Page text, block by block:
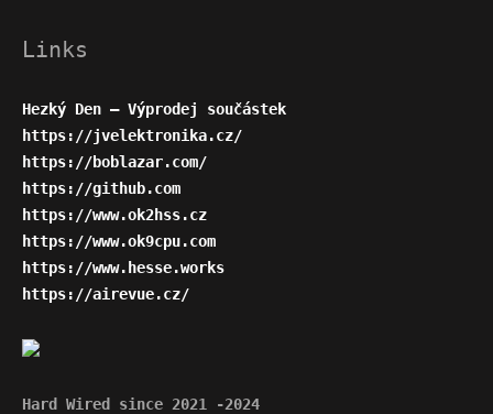
Links
Hezký Den – Výprodej součástek
https://jvelektronika.cz/
https://boblazar.com/
https://github.com
https://www.ok2hss.cz
https://www.ok9cpu.com
https://www.hesse.works
https://airevue.cz/
Hard Wired since 2021 -2024